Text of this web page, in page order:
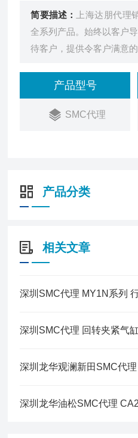
简要描述：
上海达朋代理
全系列产品。始终以客户
待客户，提供令客户满意的
产品型号
SMC代理
产品分类
相关文章
深圳SMC代理 MY1N系列
深圳SMC代理 回转夹紧气
深圳龙华油松SMC代理